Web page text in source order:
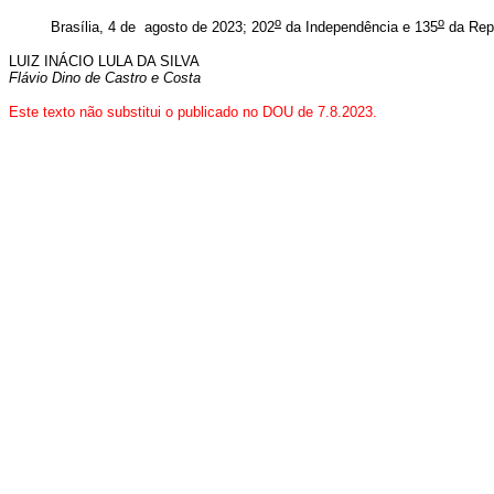
Brasília, 4 de agosto de 2023; 202o da Independência e 135o da
LUIZ INÁCIO LULA DA SILVA
Flávio Dino de Castro e Costa
Este texto não substitui o publicado no DOU de 7.8.2023.